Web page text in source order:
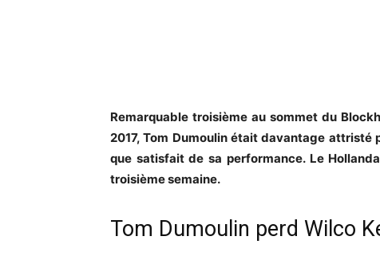
Remarquable troisième au sommet du
2017, Tom Dumoulin était davantage attristé
que satisfait de sa performance. Le
troisième semaine.
Tom Dumoulin perd Wilco